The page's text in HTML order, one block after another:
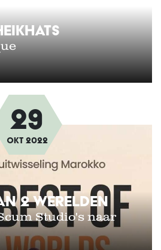
29
Okt 2022
2 WERELDEN
Studio's naar